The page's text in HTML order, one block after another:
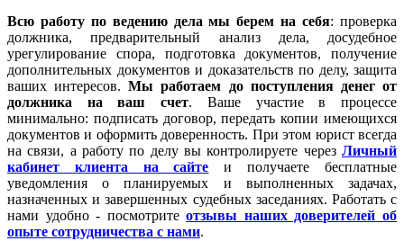
Всю работу по ведению дела мы берем на себя: проверка
должника, предварительный анализ дела, досудебное
урегулирование спора, подготовка документов, получение
дополнительных документов и доказательств по делу, защита
ваших интересов.Мы работаем до поступления денег от
должника на ваш счет. Ваше участие в процессе
минимально: подписать договор, передать копии имеющихся
документов и оформить доверенность. При этом юрист всегда
на связи, а работу по делу вы контролируете через Личный
кабинет клиента на сайте и получаете бесплатные
уведомления о планируемых и выполненных задачах,
назначенных и завершенных судебных заседаниях. Работать с
нами удобно - посмотритеотзывы наших доверителей об
опыте сотрудничества с нами.